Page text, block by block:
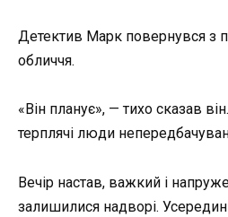
Детектив Марк повернувся з
обличчя.
«Він планує», — тихо сказав
терплячі люди
Вечір настав, важкий і
залишилися надворі.